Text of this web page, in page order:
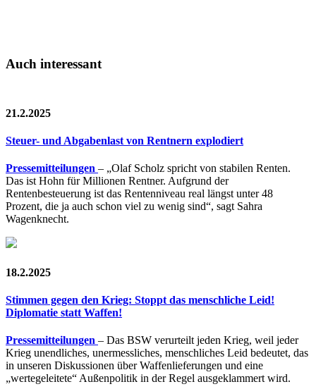
Auch interessant
21.2.2025
Steuer- und Abgabenlast von Rentnern explodiert
Pressemitteilungen – „Olaf Scholz spricht von stabilen Renten.
Das ist Hohn für Millionen Rentner. Aufgrund der
Rentenbesteuerung ist das Rentenniveau real längst unter 48
Prozent, die ja auch schon viel zu wenig sind“, sagt Sahra
Wagenknecht.
18.2.2025
Stimmen gegen den Krieg: Stoppt das menschliche Leid!
Diplomatie statt Waffen!
Pressemitteilungen – Das BSW verurteilt jeden Krieg, weil jeder
Krieg unendliches, unermessliches, menschliches Leid bedeutet, das
in unseren Diskussionen über Waffenlieferungen und eine
„wertegeleitete“ Außenpolitik in der Regel ausgeklammert wird.